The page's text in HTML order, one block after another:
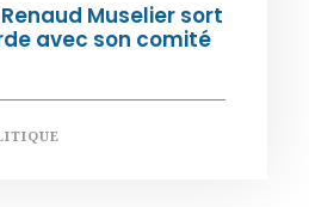
Muselier sort
avec son comité